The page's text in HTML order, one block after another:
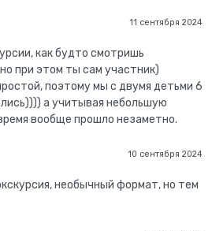
11 сентября 2024
как будто смотришь
при этом ты сам участник)
поэтому мы с двумя детьми 6
а учитывая небольшую
вообще прошло незаметно.
10 сентября 2024
необычный формат, но тем